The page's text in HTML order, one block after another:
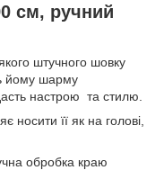
см, ручний
штучного шовку
йому шарму
настрою та стилю.
носити її як на голові,
обробка краю